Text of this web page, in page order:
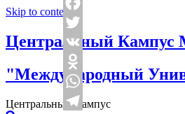
Skip to content
Центральный Кампус
"Международный
Центральный Кампус
Facebook
Twitter
VK
Odnoklassniki
WhatsApp